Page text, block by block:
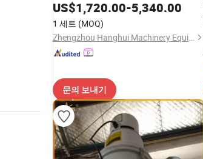
기
US$1,720.00-5,340.00
1 세트 (MOQ)
Zhengzhou Hanghui Machinery Equipment Co., Ltd.
문의 보내기